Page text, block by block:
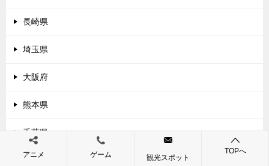
長崎県
埼玉県
大阪府
熊本県
千葉県
兵庫県
アニメ ゲーム 観光スポット
TOPへ